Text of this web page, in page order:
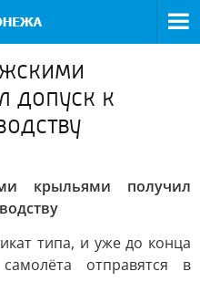
допуск к
крыльями получил
типа, и уже до конца
отправятся в